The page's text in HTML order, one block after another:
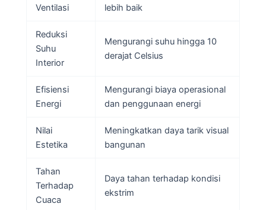
Ventilasi
lebih baik
Reduksi
Suhu
Interior
Mengurangi suhu hingga 10
derajat Celsius
Efisiensi
Energi
Mengurangi biaya operasional
dan penggunaan energi
Nilai
Estetika
Meningkatkan daya tarik visual
bangunan
Tahan
Terhadap
Cuaca
Daya tahan terhadap kondisi
ekstrim